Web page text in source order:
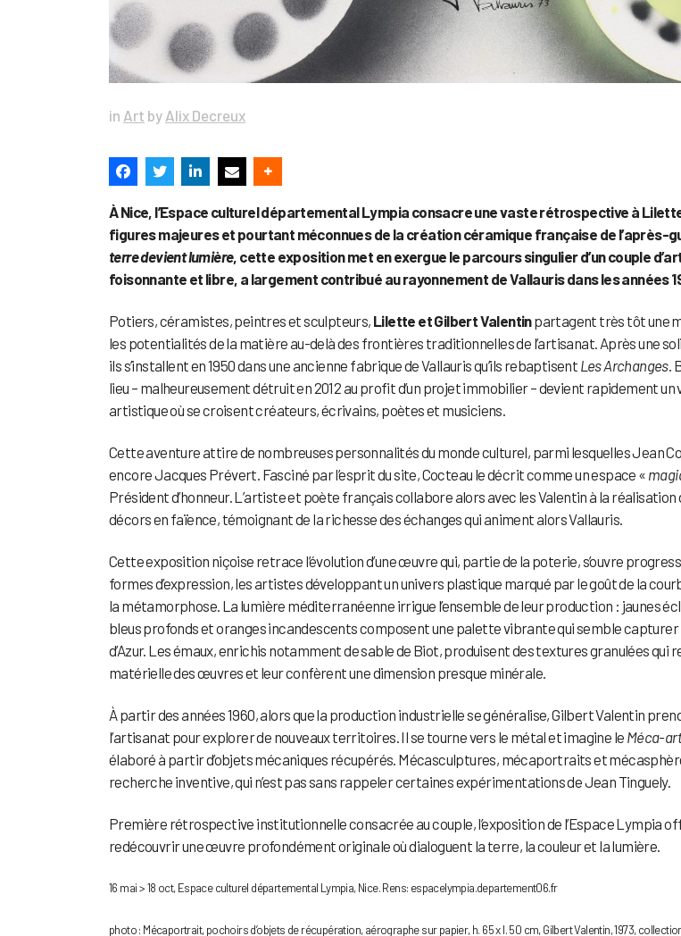
in Art by Alix Decreux
À Nice, l’Espace culturel départemental Lympia consacre une vaste rétrospective à
figures majeures et pourtant méconnues de la création céramique française de l’après-
terre devient lumière, cette exposition met en exergue le parcours singulier d’un couple
foisonnante et libre, a largement contribué au rayonnement de Vallauris dans les années
Potiers, céramistes, peintres et sculpteurs, Lilette et Gilbert Valentinpartagent très tôt une
les potentialités de la matière au-delà des frontières traditionnelles de l’artisanat. Après une
ils s’installent en 1950 dans une ancienne fabrique de Vallauris qu’ils rebaptisent Les Archanges.
lieu – malheureusement détruit en 2012 au profit d’un projet immobilier – devient rapidement
artistique où se croisent créateurs, écrivains, poètes et musiciens.
Cette aventure attire de nombreuses personnalités du monde culturel, parmi lesquelles Jean
encore Jacques Prévert. Fasciné par l’esprit du site, Cocteau le décrit comme un espace «
Président d’honneur. L’artiste et poète français collabore alors avec les Valentin à la
décors en faïence, témoignant de la richesse des échanges qui animent alors Vallauris.
Cette exposition niçoise retrace l’évolution d’une œuvre qui, partie de la poterie, s’ouvre
formes d’expression, les artistes développant un univers plastique marqué par le goût de la
la métamorphose. La lumière méditerranéenne irrigue l’ensemble de leur production : jaunes
bleus profonds et oranges incandescents composent une palette vibrante qui semble capturer
d’Azur. Les émaux, enrichis notamment de sable de Biot, produisent des textures granulées qui
matérielle des œuvres et leur confèrent une dimension presque minérale.
À partir des années 1960, alors que la production industrielle se généralise, Gilbert Valentin
l’artisanat pour explorer de nouveaux territoires. Il se tourne vers le métal et imagine le Méca-
élaboré à partir d’objets mécaniques récupérés. Mécasculptures, mécaportraits et
recherche inventive, qui n’est pas sans rappeler certaines expérimentations de Jean Tinguely.
Première rétrospective institutionnelle consacrée au couple, l’exposition de l’Espace Lympia
redécouvrir une œuvre profondément originale où dialoguent la terre, la couleur et la lumière.
16 mai > 18 oct, Espace culturel départemental Lympia, Nice. Rens: espacelympia.departement06.fr
photo : Mécaportrait, pochoirs d’objets de récupération, aérographe sur papier, h. 65 x l. 50 cm, Gilbert Valentin, 1973,